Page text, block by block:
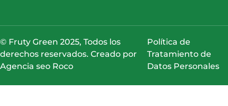
© Fruty Green 2025, Todos los
derechos reservados. Creado por
Agencia seo Roco
Política de
Tratamiento de
Datos Personales